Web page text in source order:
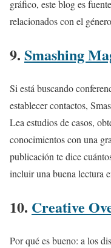
gráfico, este blog es
relacionados con el
9. Smashing
Si está buscando
establecer contactos,
Lea estudios de casos,
conocimientos con una
publicación te dice
incluir una buena lectura
10. Creative
Por qué es bueno: a los